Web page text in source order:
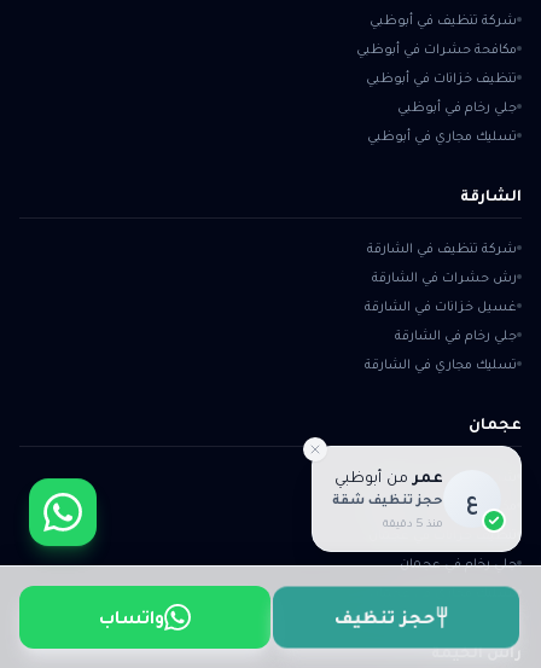
ع
عمر من أبوظبي
حجز تنظيف شقة
منذ 5 دقيقة
شركة تنظيف في أبوظبي
مكافحة حشرات في أبوظبي
تنظيف خزانات في أبوظبي
جلي رخام في أبوظبي
تسليك مجاري في أبوظبي
الشارقة
شركة تنظيف في الشارقة
رش حشرات في الشارقة
غسيل خزانات في الشارقة
جلي رخام في الشارقة
تسليك مجاري في الشارقة
عجمان
شركة تنظيف في عجمان
مكافحة حشرات في عجمان
تنظيف خزانات في عجمان
جلي رخام في عجمان
تسليك مجاري في عجمان
رأس الخيمة
حجز تنظيف واتساب